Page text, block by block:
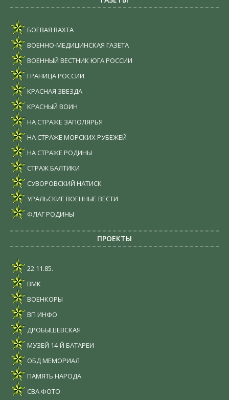
БОЕВАЯ ВАХТА
ВОЕННО-МЕДИЦИНСКАЯ ГАЗЕТА
ВОЕННЫЙ ВЕСТНИК ЮГА РОССИИ
ГРАНИЦА РОССИИ
КРАСНАЯ ЗВЕЗДА
КРАСНЫЙ ВОИН
НА СТРАЖЕ ЗАПОЛЯРЬЯ
НА СТРАЖЕ МОРСКИХ РУБЕЖЕЙ
НА СТРАЖЕ РОДИНЫ
СТРАЖ БАЛТИКИ
СУВОРОВСКИЙ НАТИСК
УРАЛЬСКИЕ ВОЕННЫЕ ВЕСТИ
ФЛАГ РОДИНЫ
ПРОЕКТЫ
22.11.85.
ВМК
ВОЕНКОРЫ
ВП ИНФО
ДРОБЫШЕВСКАЯ
МУЗЕЙ 14-Й БАТАРЕИ
ОБД МЕМОРИАЛ
ПАМЯТЬ НАРОДА
СВА ФОТО